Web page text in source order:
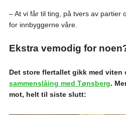
– At vi får til ting, på tvers av partier
for innbyggerne våre.
Ekstra vemodig for
Det store flertallet gikk med viten
sammenslåing med Tønsberg.
mot, helt til siste slutt: